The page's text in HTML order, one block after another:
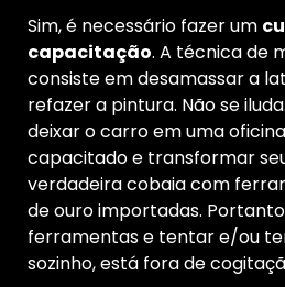
Sim, é necessário fazer um
capacitação. A técnica de
consiste em desamassar a
refazer a pintura. Não se
deixar o carro em uma
capacitado e transformar
verdadeira cobaia com
de ouro importadas.
ferramentas e tentar e/ou
sozinho, está fora de